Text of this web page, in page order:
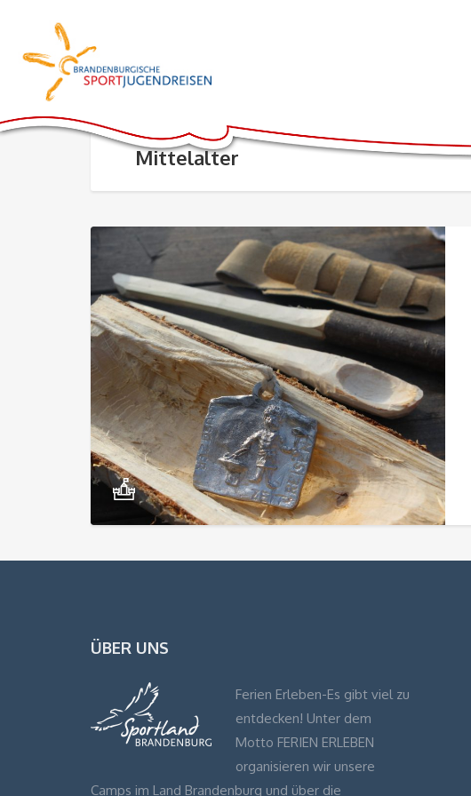
Mittelalter
ÜBER UNS
Ferien Erleben-Es gibt viel zu
entdecken! Unter dem
Motto FERIEN ERLEBEN
organisieren wir unsere
Camps im Land Brandenburg und über die